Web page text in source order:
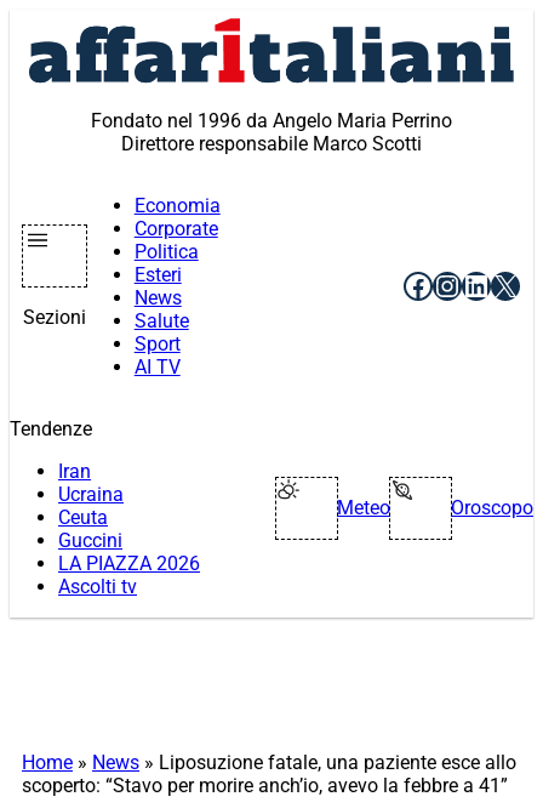
contenuto
Fondato nel 1996 da Angelo Maria Perrino
Direttore responsabile Marco Scotti
Sezioni
Economia
Corporate
Politica
Esteri
News
Salute
Sport
AI TV
Facebook
X
Tendenze
Iran
Ucraina
Ceuta
Guccini
LA PIAZZA 2026
Ascolti tv
Meteo Oroscopo
Home » News » Liposuzione fatale, una paziente esce allo
scoperto: “Stavo per morire anch’io, avevo la febbre a 41”